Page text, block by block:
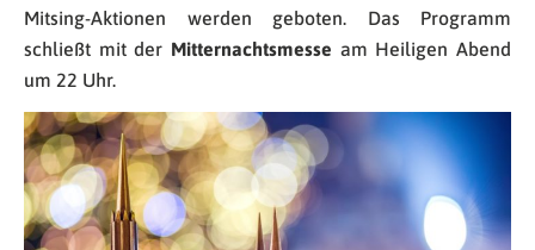
Mitsing-Aktionen werden geboten. Das Programm
schließt mit der Mitternachtsmesse am Heiligen Abend
um 22 Uhr.